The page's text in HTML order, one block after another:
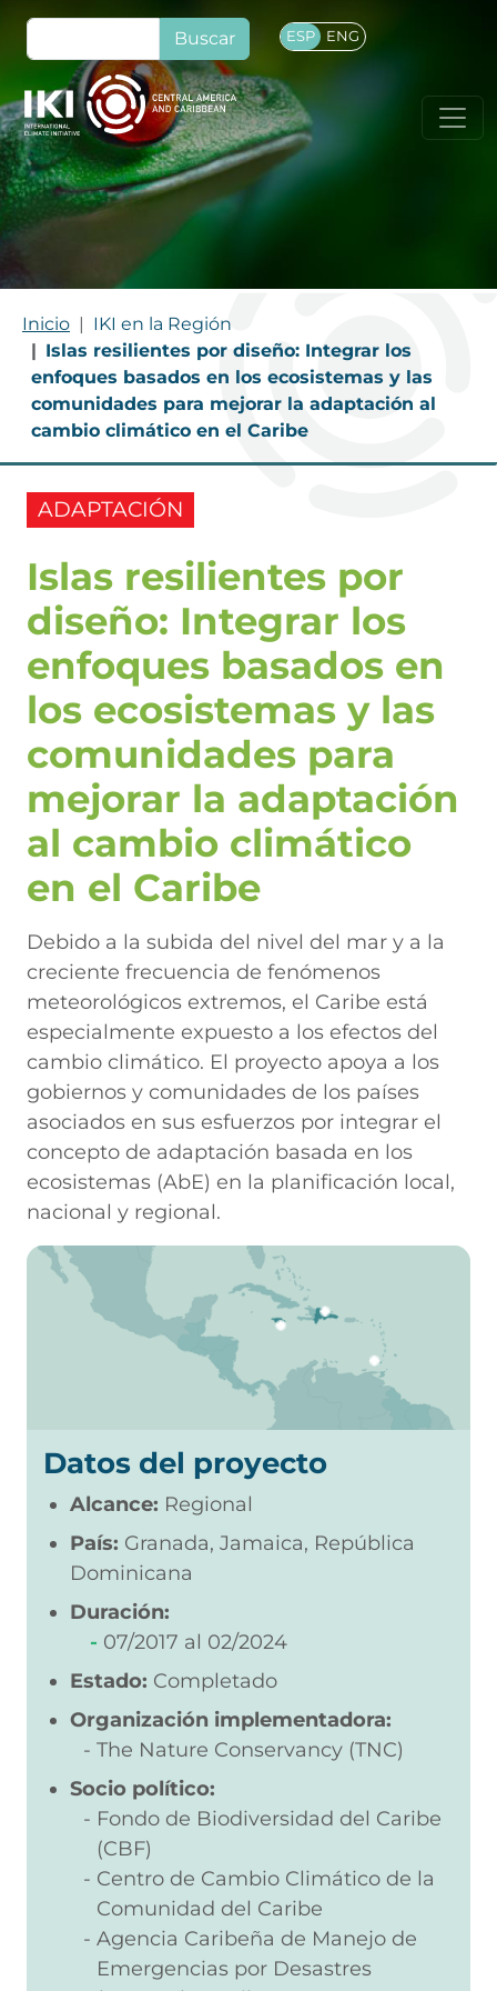
Pasar al contenido principal
Buscar ESP ENG
RUTA DE NAVEGACIÓN
Inicio
IKI en la Región
Islas resilientes por diseño: Integrar los
enfoques basados en los ecosistemas y las
comunidades para mejorar la adaptación al
cambio climático en el Caribe
ADAPTACIÓN
Islas resilientes por
diseño: Integrar los
enfoques basados en
los ecosistemas y las
comunidades para
mejorar la adaptación
al cambio climático
en el Caribe
Debido a la subida del nivel del mar y a la
creciente frecuencia de fenómenos
meteorológicos extremos, el Caribe está
especialmente expuesto a los efectos del
cambio climático. El proyecto apoya a los
gobiernos y comunidades de los países
asociados en sus esfuerzos por integrar el
concepto de adaptación basada en los
ecosistemas (AbE) en la planificación local,
nacional y regional.
Datos del proyecto
Alcance: Regional
País: Granada, Jamaica, República
Dominicana
Duración:
07/2017
02/2024
Estado: Completado
Organización implementadora:
The Nature Conservancy (TNC)
Socio político:
Fondo de Biodiversidad del Caribe
(CBF)
Centro de Cambio Climático de la
Comunidad del Caribe
Agencia Caribeña de Manejo de
Emergencias por Desastres